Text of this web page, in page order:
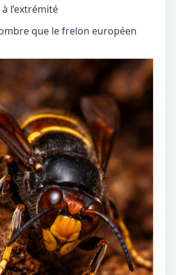
l’extrémité
que le frelon européen